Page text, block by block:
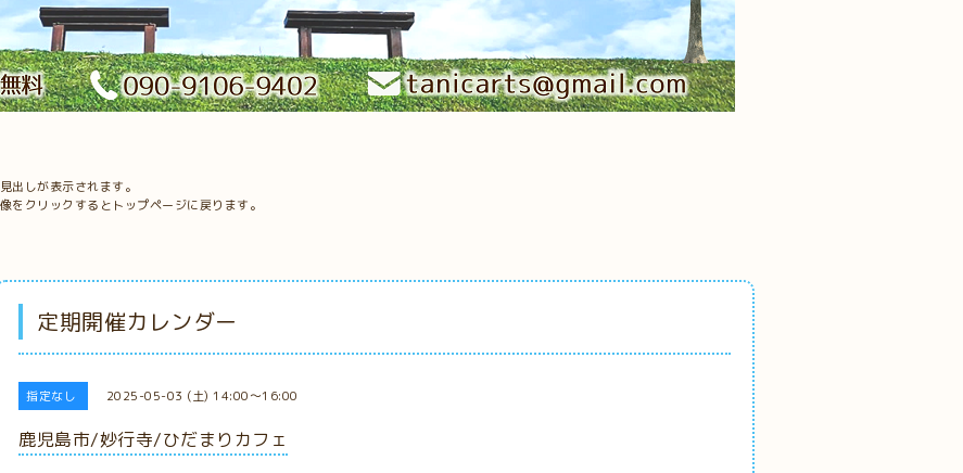
出しが表示されます。
をクリックするとトップページに戻ります。
定期開催カレンダー
指定なし 2025-05-03 (土) 14:00～16:00
鹿児島市/妙行寺/ひだまりカフェ